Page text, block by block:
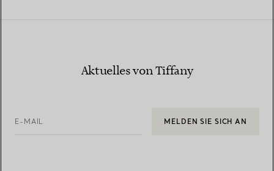
Aktuelles von Tiffany
E-MAIL MELDEN SIE SICH AN